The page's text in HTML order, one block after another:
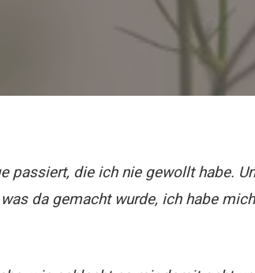
passiert, die ich nie gewollt habe.
da gemacht wurde, ich habe